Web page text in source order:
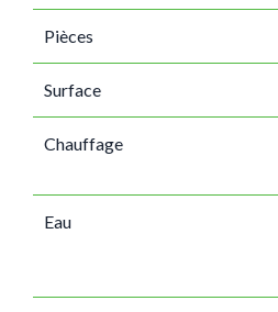
Pièces
Surface
Chauffage
Eau